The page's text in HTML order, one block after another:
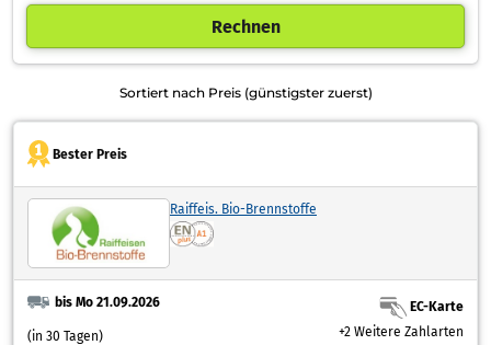
Rechnen
Sortiert nach Preis (günstigster zuerst)
Bester Preis
Raiffeis. Bio-Brennstoffe
bis Mo 21.09.2026
(in 30 Tagen)
EC-Karte
+2 Weitere Zahlarten